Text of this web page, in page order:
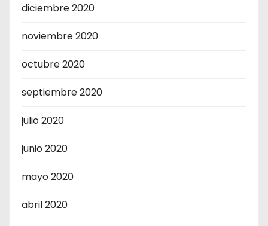
diciembre 2020
noviembre 2020
octubre 2020
septiembre 2020
julio 2020
junio 2020
mayo 2020
abril 2020